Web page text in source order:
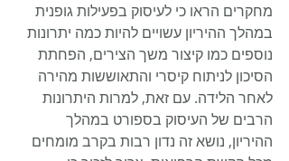
מחקרים הראו כי לעיסוק בפעילות גופנית
במהלך ההיריון עשויים להיות כמה יתרונות
נוספים כמו קיצור משך הצירים, הפחתת
הסיכון לניתוח קיסרי והתאוששות מהירה
לאחר הלידה. עם זאת, למרות היתרונות
הרבים של העיסוק בספורט במהלך
ההיריון, נושא זה נדון רבות בקרב מומחים